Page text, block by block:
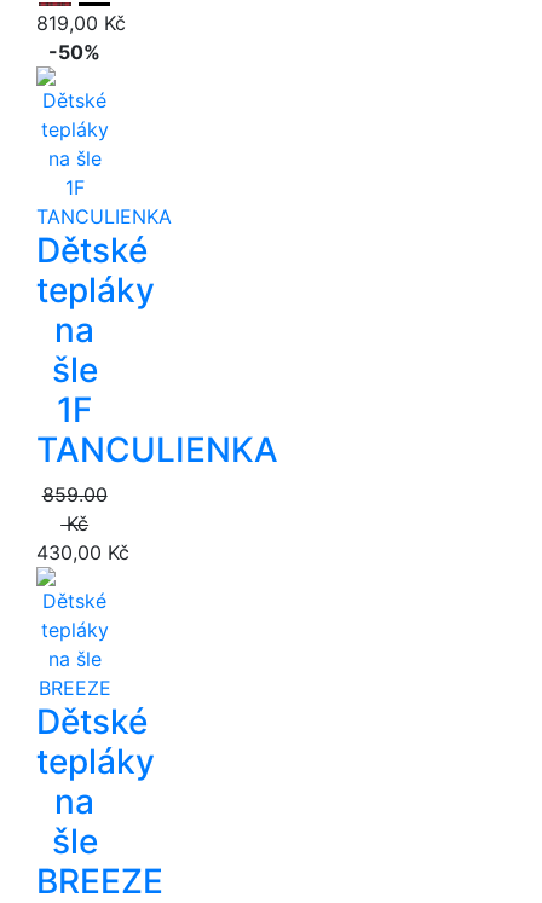
819,00 Kč
-50%
Dětské
tepláky
na
šle
1F
TANCULIENKA
859.00
Kč
430,00 Kč
Dětské
tepláky
na
šle
BREEZE